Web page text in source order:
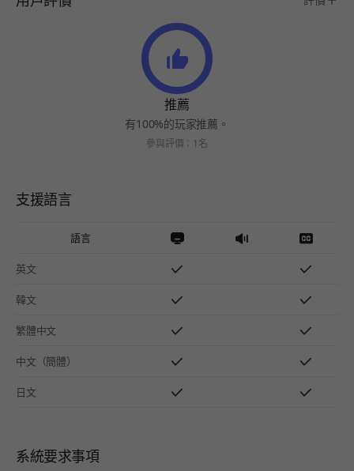
推薦
有100%的玩家推薦。
參與評價：1名
支援語言
語言
英文
韓文
繁體中文
中文（簡體）
日文
系統要求事項